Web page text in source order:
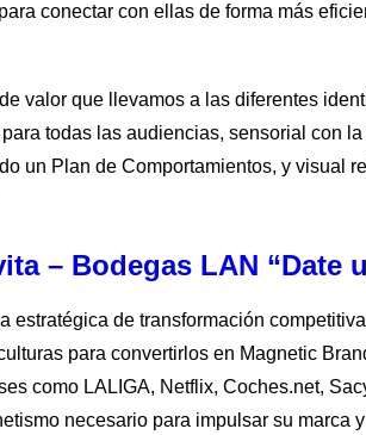
conectar con ellas de forma más
valor que llevamos a las diferentes
todas las audiencias, sensorial con
un Plan de Comportamientos, y visual
– Bodegas LAN “Date
estratégica de transformación
para convertirlos en Magnetic
como LALIGA, Netflix, Coches.net,
necesario para impulsar su marca